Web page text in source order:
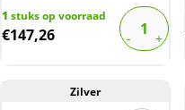
1 stuks op voorraad
€147,26
Zilver